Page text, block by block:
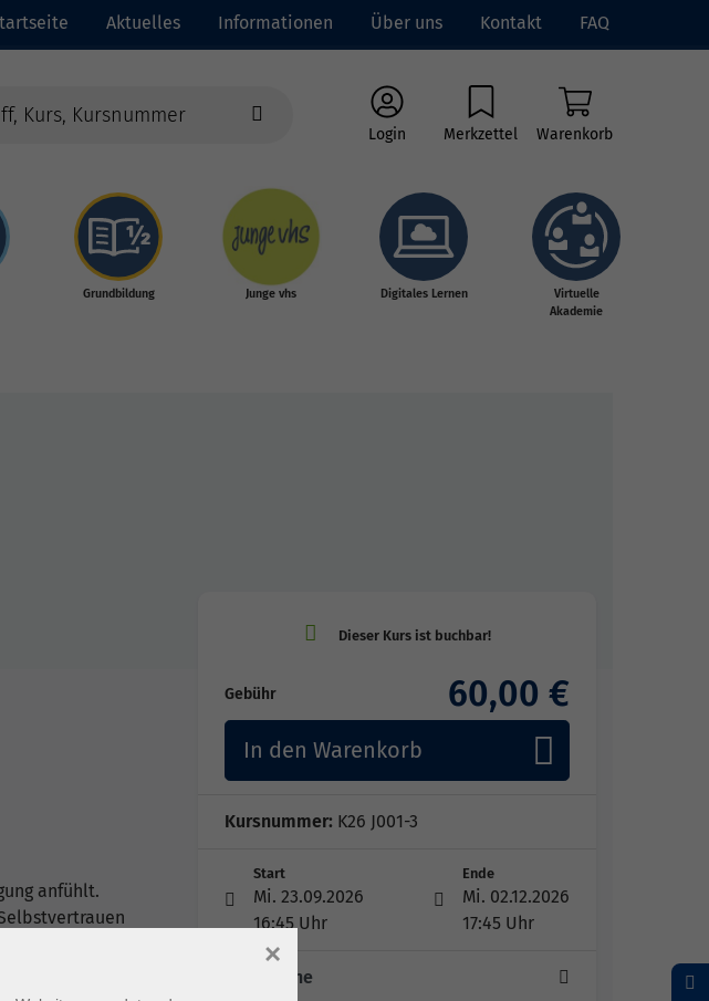
Aktuelles Informationen Über uns Kontakt FAQ
Login Merkzettel Warenkorb
Grundbildung Junge vhs Digitales Lernen
Virtuelle
Akademie
anfühlt.
Gebühr 60,00 €
In den Warenkorb
Kursnummer: K26 J001-3
Start
Mi. 23.09.2026
16:45 Uhr
Ende
Mi. 02.12.2026
17:45 Uhr
10 Termine
×